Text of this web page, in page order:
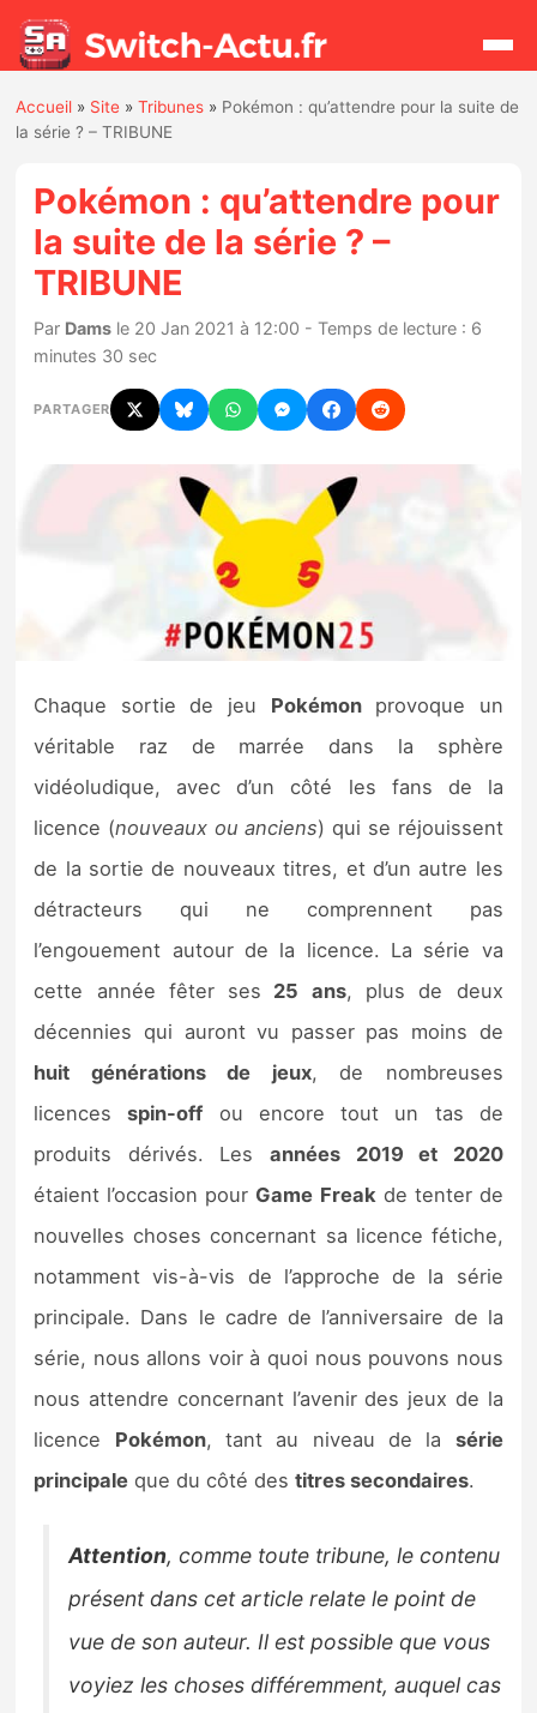
Actualités
Jeux
Hardware
Mises à jour
Chiffres de ventes
Nintendo Direct
Tests et previews
Tests de jeux
Tests d’accessoires
Autres tests
Previews
Précommandes
Précommandes jeux Switch 2
Sorties de jeux
Bons plans
Guides
Accueil » Site »Tribunes » Pokémon : qu’attendre pour la suite de
la série ? – TRIBUNE
Pokémon : qu’attendre pour
la suite de la série ? –
TRIBUNE
Par Dams le 20 Jan 2021 à 12:00 - Temps de lecture : 6
minutes 30 sec
PARTAGER
Chaque sortie de jeu Pokémonprovoque un
véritable raz de marrée dans la sphère
vidéoludique, avec d’un côté les fans de la
licence (nouveaux ou anciens) qui se réjouissent
de la sortie de nouveaux titres, et d’un autre les
détracteurs qui ne comprennent pas
l’engouement autour de la licence. La série va
cette année fêter ses 25 ans, plus de deux
décennies qui auront vu passer pas moins de
huit générations de jeux, de nombreuses
licencesspin-off ou encore tout un tas de
produits dérivés. Les années 2019 et 2020
étaient l’occasion pour Game Freak de tenter de
nouvelles choses concernant sa licence fétiche,
notamment vis-à-vis de l’approche de la série
principale. Dans le cadre de l’anniversaire de la
série, nous allons voir à quoi nous pouvons nous
nous attendre concernant l’avenir des jeux de la
licence Pokémon, tant au niveau de la série
principale que du côté destitres secondaires.
Attention, comme toute tribune, le contenu
présent dans cet article relate le point de
vue de son auteur. Il est possible que vous
voyiez les choses différemment, auquel cas